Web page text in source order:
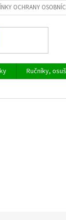
OCHRANY
Ručníky,